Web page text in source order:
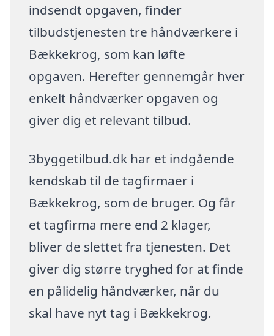
indsendt opgaven, finder
tilbudstjenesten tre håndværkere i
Bækkekrog, som kan løfte
opgaven. Herefter gennemgår hver
enkelt håndværker opgaven og
giver dig et relevant tilbud.
3byggetilbud.dk har et indgående
kendskab til de tagfirmaer i
Bækkekrog, som de bruger. Og får
et tagfirma mere end 2 klager,
bliver de slettet fra tjenesten. Det
giver dig større tryghed for at finde
en pålidelig håndværker, når du
skal have nyt tag i Bækkekrog.